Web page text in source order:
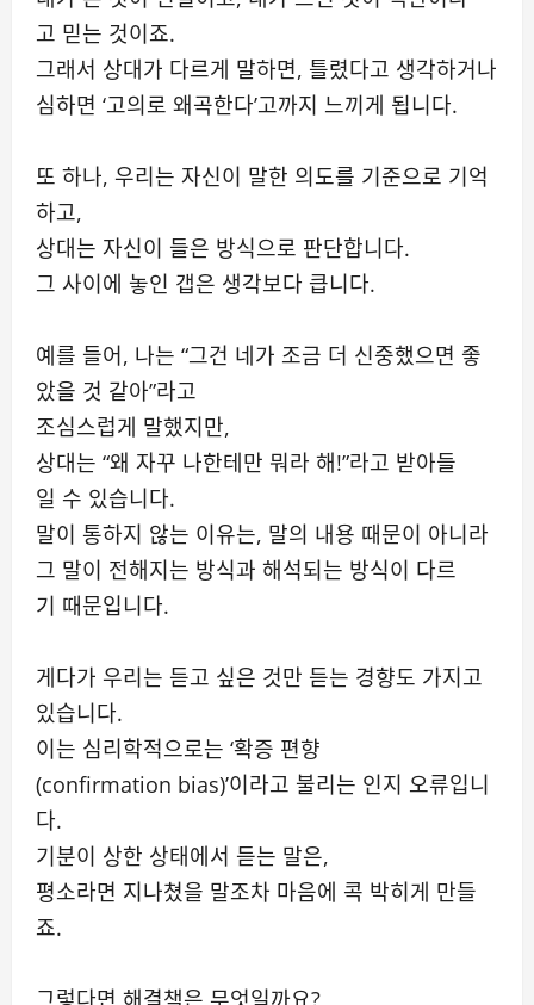
고 믿는 것이죠.
그래서 상대가 다르게 말하면, 틀렸다고 생각하거나
심하면 ‘고의로 왜곡한다’고까지 느끼게 됩니다.
또 하나, 우리는 자신이 말한 의도를 기준으로 기억
하고,
상대는 자신이 들은 방식으로 판단합니다.
그 사이에 놓인 갭은 생각보다 큽니다.
예를 들어, 나는 “그건 네가 조금 더 신중했으면 좋
았을 것 같아”라고
조심스럽게 말했지만,
상대는 “왜 자꾸 나한테만 뭐라 해!”라고 받아들
일 수 있습니다.
말이 통하지 않는 이유는, 말의 내용 때문이 아니라
그 말이 전해지는 방식과 해석되는 방식이 다르
기 때문입니다.
게다가 우리는 듣고 싶은 것만 듣는 경향도 가지고
있습니다.
이는 심리학적으로는 ‘확증 편향
(confirmation bias)’이라고 불리는 인지 오류입니
다.
기분이 상한 상태에서 듣는 말은,
평소라면 지나쳤을 말조차 마음에 콕 박히게 만들
죠.
그렇다면 해결책은 무엇일까요?